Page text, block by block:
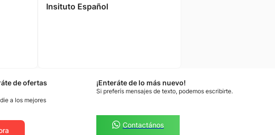
Insituto Español
de ofertas
a los mejores
¡Enteráte de lo más nuevo!
Si preferís mensajes de texto, podemos escribirte.
Contactános